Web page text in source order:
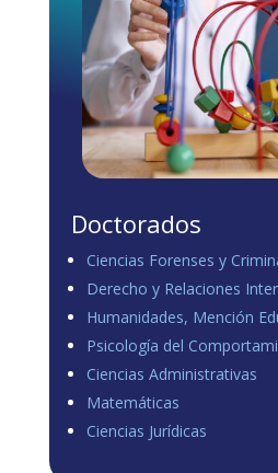
Doctorados
Ciencias Forenses y
Derecho y Relaciones
Humanidades, Mención
Psicología del
Ciencias Administrativas
Matemáticas
Ciencias Jurídicas